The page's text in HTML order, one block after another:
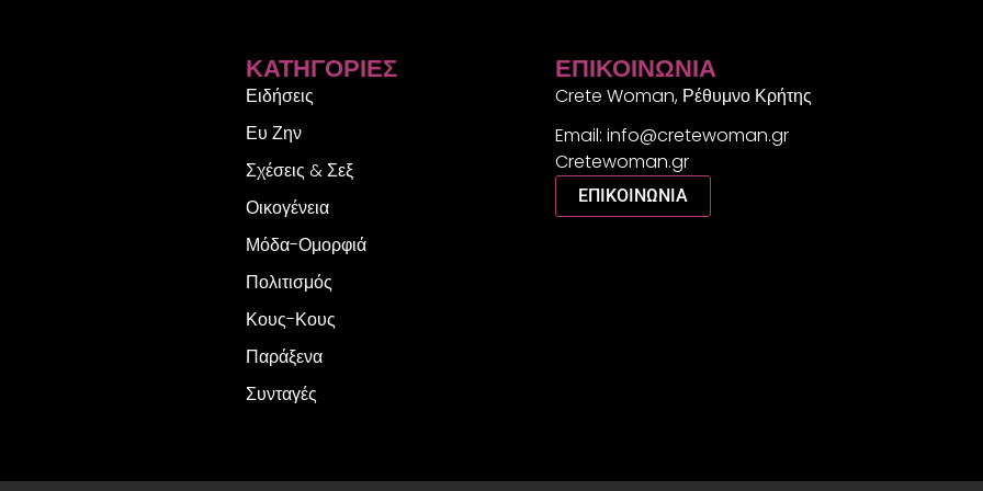
ΚΑΤΗΓΟΡΊΕΣ
Ειδήσεις
Ευ Ζην
Σχέσεις & Σεξ
Οικογένεια
Μόδα-Ομορφιά
Πολιτισμός
Κους-Κους
Παράξενα
Συνταγές
ΕΠΙΚΟΙΝΩΝΊΑ
Crete Woman, Ρέθυμνο Κρήτης
Email: info@cretewoman.gr
Cretewoman.gr
ΕΠΙΚΟΙΝΩΝΙΑ